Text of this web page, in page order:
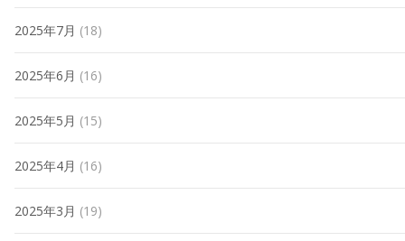
2025年7月 (18)
2025年6月 (16)
2025年5月 (15)
2025年4月 (16)
2025年3月 (19)